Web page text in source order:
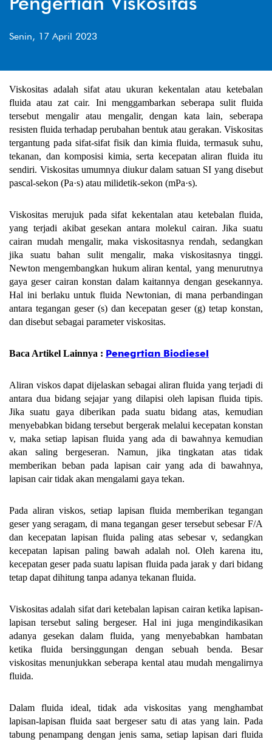
Senin, 17 April 2023
Viskositas adalah sifat atau ukuran kekentalan atau ketebalan
fluida atau zat cair. Ini menggambarkan seberapa sulit fluida
tersebut mengalir atau mengalir, dengan kata lain, seberapa
resisten fluida terhadap perubahan bentuk atau gerakan. Viskositas
tergantung pada sifat-sifat fisik dan kimia fluida, termasuk suhu,
tekanan, dan komposisi kimia, serta kecepatan aliran fluida itu
sendiri. Viskositas umumnya diukur dalam satuan SI yang disebut
pascal-sekon (Pa·s) atau milidetik-sekon (mPa·s).
Viskositas merujuk pada sifat kekentalan atau ketebalan fluida,
yang terjadi akibat gesekan antara molekul cairan. Jika suatu
cairan mudah mengalir, maka viskositasnya rendah, sedangkan
jika suatu bahan sulit mengalir, maka viskositasnya tinggi.
Newton mengembangkan hukum aliran kental, yang menurutnya
gaya geser cairan konstan dalam kaitannya dengan gesekannya.
Hal ini berlaku untuk fluida Newtonian, di mana perbandingan
antara tegangan geser (s) dan kecepatan geser (g) tetap konstan,
dan disebut sebagai parameter viskositas.
Baca Artikel Lainnya : Penegrtian Biodiesel
Aliran viskos dapat dijelaskan sebagai aliran fluida yang terjadi di
antara dua bidang sejajar yang dilapisi oleh lapisan fluida tipis.
Jika suatu gaya diberikan pada suatu bidang atas, kemudian
menyebabkan bidang tersebut bergerak melalui kecepatan konstan
v, maka setiap lapisan fluida yang ada di bawahnya kemudian
akan saling bergeseran. Namun, jika tingkatan atas tidak
memberikan beban pada lapisan cair yang ada di bawahnya,
lapisan cair tidak akan mengalami gaya tekan.
Pada aliran viskos, setiap lapisan fluida memberikan tegangan
geser yang seragam, di mana tegangan geser tersebut sebesar F/A
dan kecepatan lapisan fluida paling atas sebesar v, sedangkan
kecepatan lapisan paling bawah adalah nol. Oleh karena itu,
kecepatan geser pada suatu lapisan fluida pada jarak y dari bidang
tetap dapat dihitung tanpa adanya tekanan fluida.
Viskositas adalah sifat dari ketebalan lapisan cairan ketika lapisan-
lapisan tersebut saling bergeser. Hal ini juga mengindikasikan
adanya gesekan dalam fluida, yang menyebabkan hambatan
ketika fluida bersinggungan dengan sebuah benda. Besar
viskositas menunjukkan seberapa kental atau mudah mengalirnya
fluida.
Dalam fluida ideal, tidak ada viskositas yang menghambat
lapisan-lapisan fluida saat bergeser satu di atas yang lain. Pada
tabung penampang dengan jenis sama, setiap lapisan dari fluida